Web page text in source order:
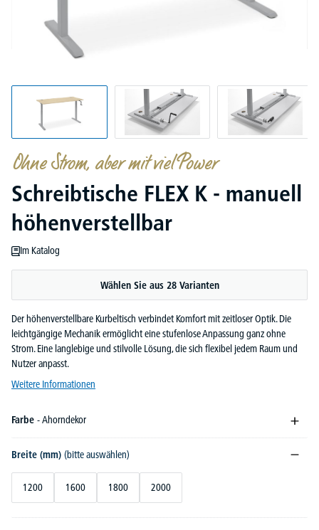
Ohne Strom, aber mit viel Power
Schreibtische FLEX K - manuell
höhenverstellbar
Im Katalog
Wählen Sie aus 28 Varianten
Der höhenverstellbare Kurbeltisch verbindet Komfort mit zeitloser Optik. Die
leichtgängige Mechanik ermöglicht eine stufenlose Anpassung ganz ohne
Strom. Eine langlebige und stilvolle Lösung, die sich flexibel jedem Raum und
Nutzer anpasst.
Weitere Informationen
Farbe - Ahorndekor
Breite (mm) (bitte auswählen)
1200 1600 1800 2000